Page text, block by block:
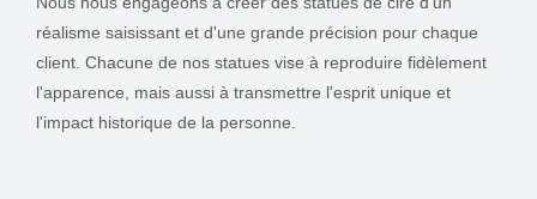
réalisme saisissant et d'une grande précision pour chaque
client. Chacune de nos statues vise à reproduire fidèlement
l'apparence, mais aussi à transmettre l'esprit unique et
l'impact historique de la personne.